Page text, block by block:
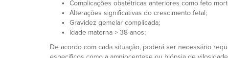
Complicações obstétricas anteriores como feto
Alterações significativas do crescimento fetal;
Gravidez gemelar complicada;
Idade materna > 38 anos;
De acordo com cada situação, poderá ser necessário